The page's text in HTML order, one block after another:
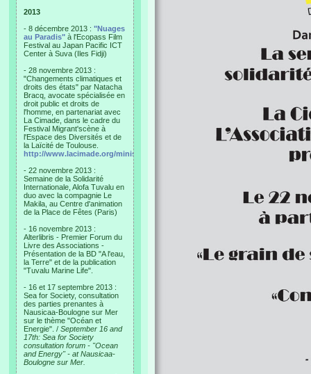
2013
- 8 décembre 2013 : "Nuages
au Paradis" à l'Ecopass Film
Festival au Japan Pacific ICT
Center à Suva (Iles Fidji)
- 28 novembre 2013 :
"Changements climatiques et
droits des états" par Natacha
Bracq, avocate spécialisée en
droit public et droits de
l'homme, en partenariat avec
La Cimade, dans le cadre du
Festival Migrant'scène à
l'Espace des Diversités et de
la Laïcité de Toulouse.
http://www.lacimade.org/minisites/migrantscene
- 22 novembre 2013 :
Semaine de la Solidarité
Internationale, Alofa Tuvalu en
duo avec la compagnie Le
Makila, au Centre d'animation
de la Place de Fêtes (Paris)
- 16 novembre 2013 :
Alterlibris - Premier Forum du
Livre des Associations -
Présentation de la BD "A l'eau,
la Terre" et de la publication
"Tuvalu Marine Life".
- 16 et 17 septembre 2013 :
Sea for Society, consultation
des parties prenantes à
Nausicaa-Boulogne sur Mer
sur le thème "Océan et
Energie". / September 16 and
17th: Sea for Society
consultation forum - "Ocean
and Energy" - at Nausicaa-
Boulogne sur Mer.